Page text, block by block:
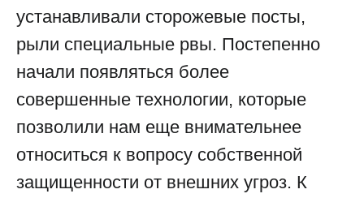
устанавливали сторожевые посты,
рыли специальные рвы. Постепенно
начали появляться более
совершенные технологии, которые
позволили нам еще внимательнее
относиться к вопросу собственной
защищенности от внешних угроз. К